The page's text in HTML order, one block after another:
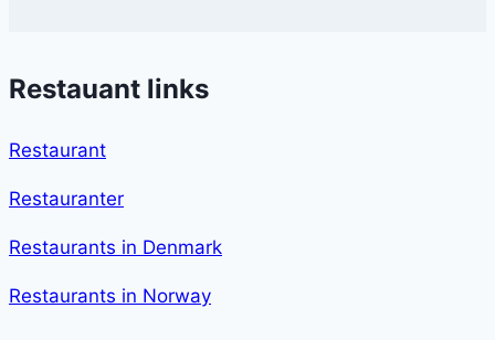
Restauant links
Restaurant
Restauranter
Restaurants in Denmark
Restaurants in Norway